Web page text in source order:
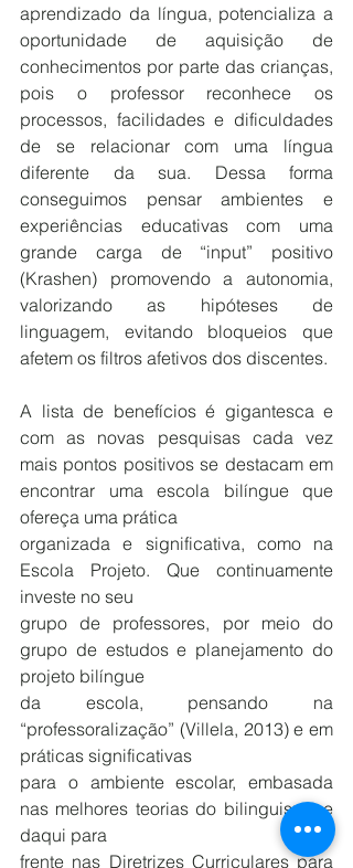
aprendizado da língua, potencializa a
oportunidade de aquisição de
conhecimentos por parte das crianças,
pois o professor reconhece os
processos, facilidades e dificuldades
de se relacionar com uma língua
diferente da sua. Dessa forma
conseguimos pensar ambientes e
experiências educativas com uma
grande carga de “input” positivo
(Krashen) promovendo a autonomia,
valorizando as hipóteses de
linguagem, evitando bloqueios que
afetem os filtros afetivos dos discentes.
A lista de benefícios é gigantesca e
com as novas pesquisas cada vez
mais pontos positivos se destacam em
encontrar uma escola bilíngue que
ofereça uma prática
organizada e significativa, como na
Escola Projeto. Que continuamente
investe no seu
grupo de professores, por meio do
grupo de estudos e planejamento do
projeto bilíngue
da escola, pensando na
“professoralização” (Villela, 2013) e em
práticas significativas
para o ambiente escolar, embasada
nas melhores teorias do bilinguismo e
daqui para
frente nas Diretrizes Curriculares para